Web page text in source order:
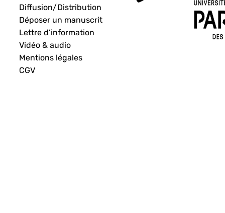
Diffusion/Distribution
Déposer un manuscrit
Lettre d’information
Vidéo & audio
Mentions légales
CGV